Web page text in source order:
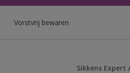
Vorstvrij bewaren
Sikkens Expert